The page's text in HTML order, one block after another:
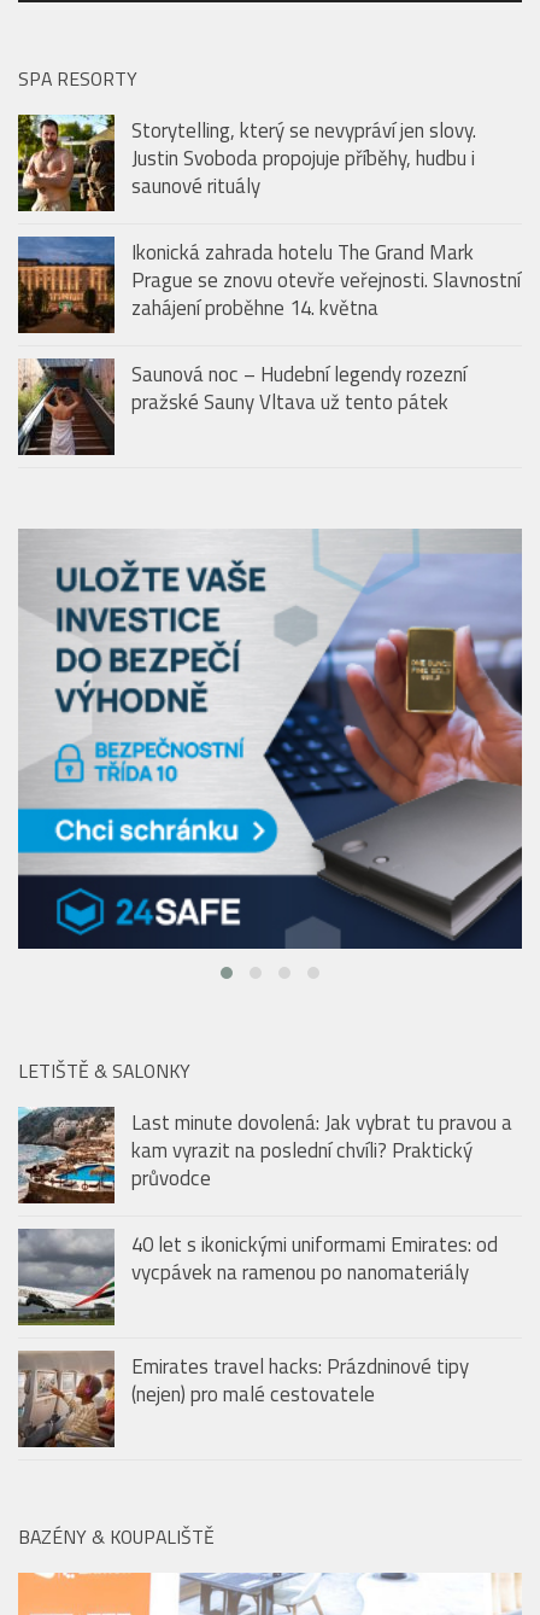
Audio
přehrávač
SPA RESORTY
Storytelling, který se nevypráví jen slovy.
Justin Svoboda propojuje příběhy, hudbu i
saunové rituály
Ikonická zahrada hotelu The Grand Mark
Prague se znovu otevře veřejnosti. Slavnostní
pražské Sauny Vltava už tento pátek
LETIŠTĚ & SALONKY
Last minute dovolená: Jak vybrat tu pravou a
kam vyrazit na poslední chvíli? Praktický
40 let s ikonickými uniformami Emirates: od
vycpávek na ramenou po nanomateriály